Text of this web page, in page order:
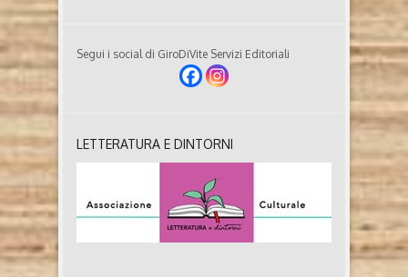
Segui i social di GiroDiVite Servizi Editoriali
LETTERATURA E DINTORNI